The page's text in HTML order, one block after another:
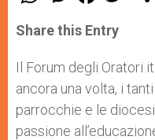
t
s
p
p
s
e
g
e
r
e
b
o
k
r
Share this Entry
Il Forum degli Oratori
ancora una volta, i
parrocchie e le
passione